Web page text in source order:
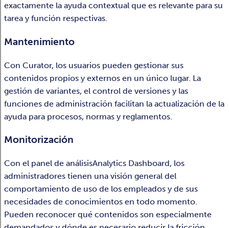
exactamente la ayuda contextual que es relevante para su
tarea y función respectivas.
Mantenimiento
Con Curator, los usuarios pueden gestionar sus
contenidos propios y externos en un único lugar. La
gestión de variantes, el control de versiones y las
funciones de administración facilitan la actualización de la
ayuda para procesos, normas y reglamentos.
Monitorización
Con el panel de análisisAnalytics Dashboard, los
administradores tienen una visión general del
comportamiento de uso de los empleados y de sus
necesidades de conocimientos en todo momento.
Pueden reconocer qué contenidos son especialmente